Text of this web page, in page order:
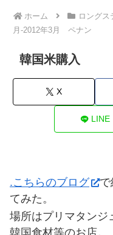
ホーム ロングス
月-2012年3月 ペナン
韓国米購入
X
LINE
.こちらのブログ
で
てみた。
場所はプリマタンジ